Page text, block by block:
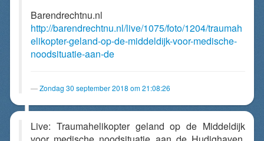
Barendrechtnu.nl
http://barendrechtnu.nl/live/1075/foto/1204/traumah
elikopter-geland-op-de-middeldijk-voor-medische-
noodsituatie-aan-de
Zondag 30 september 2018 om 21:08:26
Live: Traumahelikopter geland op de Middeldijk